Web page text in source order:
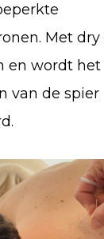
Met
en wordt het
van de spier